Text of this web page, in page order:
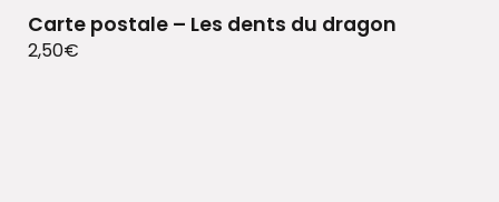
Carte postale – Les dents du dragon
2,50€